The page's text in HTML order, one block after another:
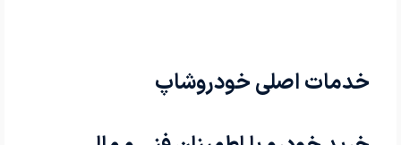
خدمات اصلی خودروشاپ